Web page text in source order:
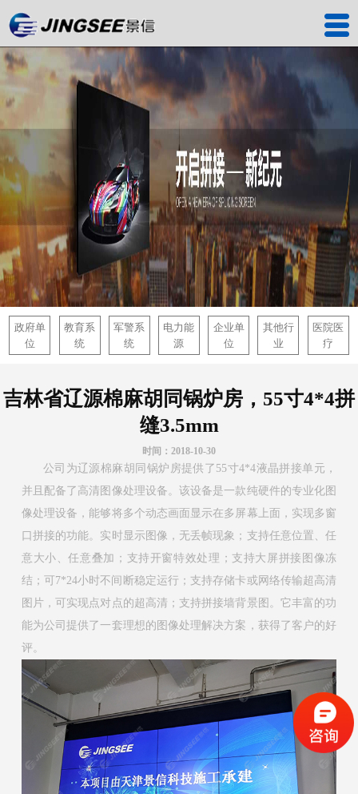
产品中心
工程案例
服务中心
关于我们
联系我们
深圳工厂
景信商城
政府单
位
教育系
统
军警系
统
电力能
源
企业单
位
其他行
业
医院医
疗
吉林省辽源棉麻胡同锅炉房，55寸4*4拼
缝3.5mm
时间：2018-10-30
公司为辽源棉麻胡同锅炉房提供了55寸4*4液晶拼接单元，
并且配备了高清图像处理设备。该设备是一款纯硬件的专业化图
像处理设备，能够将多个动态画面显示在多屏幕上面，实现多窗
口拼接的功能。实时显示图像，无丢帧现象；支持任意位置、任
意大小、任意叠加；支持开窗特效处理；支持大屏拼接图像冻
结；可7*24小时不间断稳定运行；支持存储卡或网络传输超高清
图片，可实现点对点的超高清；支持拼接墙背景图。它丰富的功
能为公司提供了一套理想的图像处理解决方案，获得了客户的好
评。